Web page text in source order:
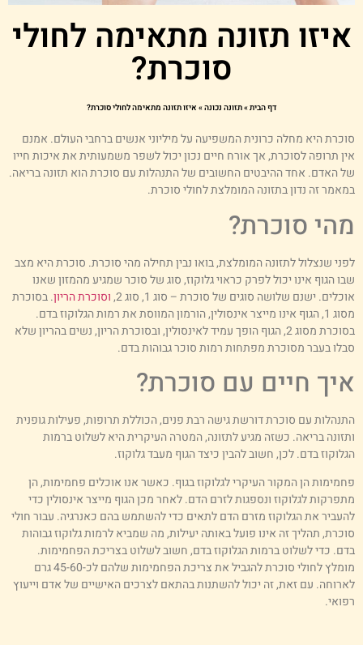
איזו תזונה מתאימה לחולי
סוכרת?
דף הבית»תזונה נכונה»איזו תזונה מתאימה לחולי סוכרת?
היא מחלה כרונית המשפיעה על מיליוני אנשים ברחבי העולם. אמנם
תרופה לסוכרת, אך אורח חיים נכון יכול לשפר משמעותית את איכות חייו
האדם. אחד ההיבטים החשובים של התנהלות עם סוכרת הוא תזונה בריאה.
זה נדון בתזונה המומלצת לחולי סוכרת.
סוכרת?
שנצלול לתזונה המומלצת, בואו נבין תחילה מהי סוכרת. סוכרת היא מצב
הגוף אינו יכול לפרק כראוי גלוקוז, סוג של סוכר שמגיע מהמזון שאנו
ישנם שלושה סוגים של סוכרת – סוג 1, סוג 2,
וסוכרת הריון. בסוכרת
מסוג 1, הגוף אינו מייצר אינסולין, הורמון המווסת את רמות הגלוקוז בדם.
בסוכרת מסוג 2, הגוף הופך עמיד לאינסולין, ובסוכרת הריון, נשים בהריון שלא
בעבר מסוכרת מפתחות רמות סוכר גבוהות בדם.
חיים עם סוכרת?
עם סוכרת דורשת גישה רבת פנים, הכוללת תרופות, פעילות גופנית
בריאה. כשזה מגיע לתזונה, המטרה העיקרית היא לשלוט ברמות
בדם. לכן, חשוב להבין כיצד הגוף מעבד גלוקוז.
הן המקור העיקרי לגלוקוז בגוף. כאשר אנו אוכלים פחמימות, הן
לגלוקוז ונספגות לזרם הדם. לאחר מכן הגוף מייצר אינסולין כדי
את הגלוקוז מזרם הדם לתאים כדי להשתמש בהם כאנרגיה. עבור חולי
תהליך זה אינו פועל באותה יעילות, מה שמביא לרמות גלוקוז גבוהות
כדי לשלוט ברמות הגלוקוז בדם, חשוב לשלוט בצריכת הפחמימות.
מומלץ לחולי סוכרת להגביל את צריכת הפחמימות שלהם לכ-45-60 גרם
עם זאת, זה יכול להשתנות בהתאם לצרכים האישיים של אדם וייעוץ